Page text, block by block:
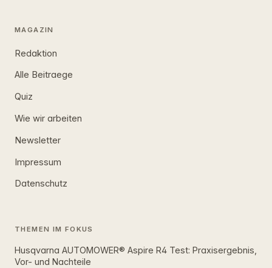
MAGAZIN
Redaktion
Alle Beitraege
Quiz
Wie wir arbeiten
Newsletter
Impressum
Datenschutz
THEMEN IM FOKUS
Husqvarna AUTOMOWER® Aspire R4 Test: Praxisergebnis,
Vor- und Nachteile